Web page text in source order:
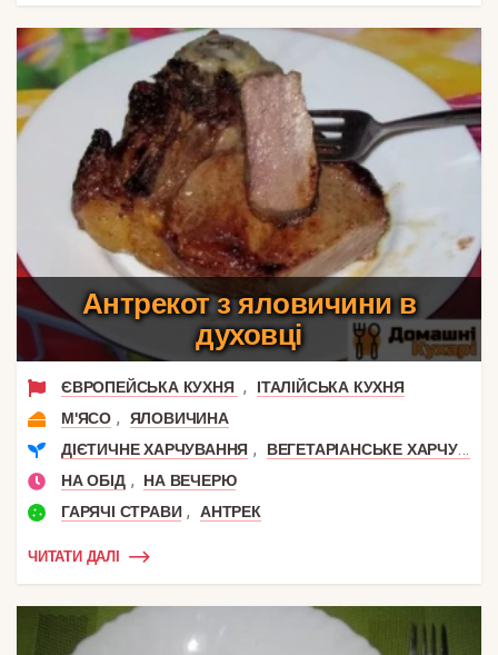
Антрекот з яловичини в
духовці
ЄВРОПЕЙСЬКА КУХНЯ ,
ІТАЛІЙСЬКА КУХНЯ
М'ЯСО ,
ЯЛОВИЧИНА
ДІЄТИЧНЕ ХАРЧУВАННЯ ,
ВЕГЕТАРІАНСЬКЕ ХАРЧУВАННЯ
НА ОБІД ,
НА ВЕЧЕРЮ
ГАРЯЧІ СТРАВИ , АНТРЕК
ЧИТАТИ ДАЛІ